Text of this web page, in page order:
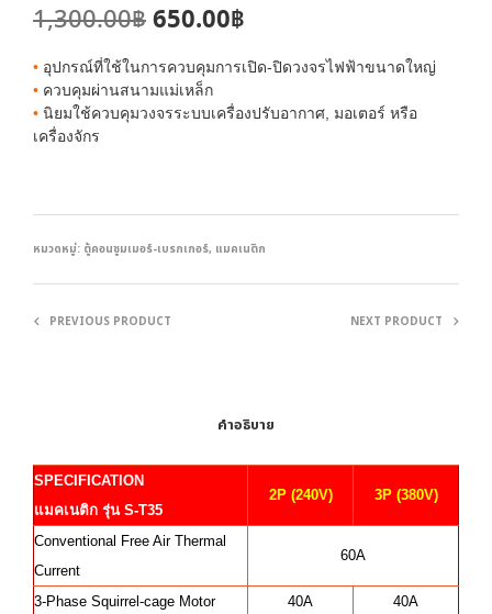
1,300.00฿Original
price
was:
1,300.00฿.
650.00฿
price
650.00฿.
• อุปกรณ์ที่ใช้ในการควบคุมการเปิด-ปิดวงจรไฟฟ้าขนาดใหญ่
• ควบคุมผ่านสนามแม่เหล็ก
• นิยมใช้ควบคุมวงจรระบบเครื่องปรับอากาศ, มอเตอร์ หรือ
เครื่องจักร
หมวดหมู่: ตู้คอนซูมเมอร์-เบรกเกอร์, แมคเนติก
PREVIOUS PRODUCT NEXT PRODUCT
คำอธิบาย
SPECIFICATION
แมคเนติก รุ่น S-T35
2P (240V) 3P (380V)
Conventional Free Air Thermal
Current
60A
3-Phase Squirrel-cage Motor
40A
40A